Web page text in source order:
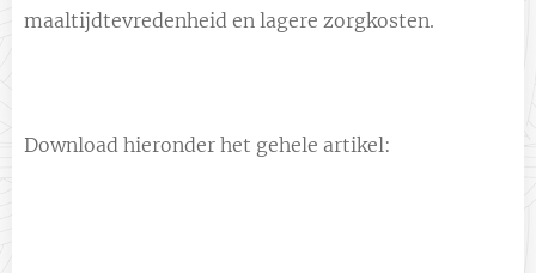
maaltijdtevredenheid en lagere zorgkosten.
Download hieronder het gehele artikel: